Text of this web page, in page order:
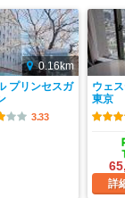
0.16km
プリンセスガ
3.33
ウェ
東京
詳